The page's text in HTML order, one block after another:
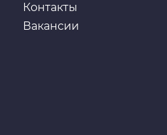
Контакты
Вакансии